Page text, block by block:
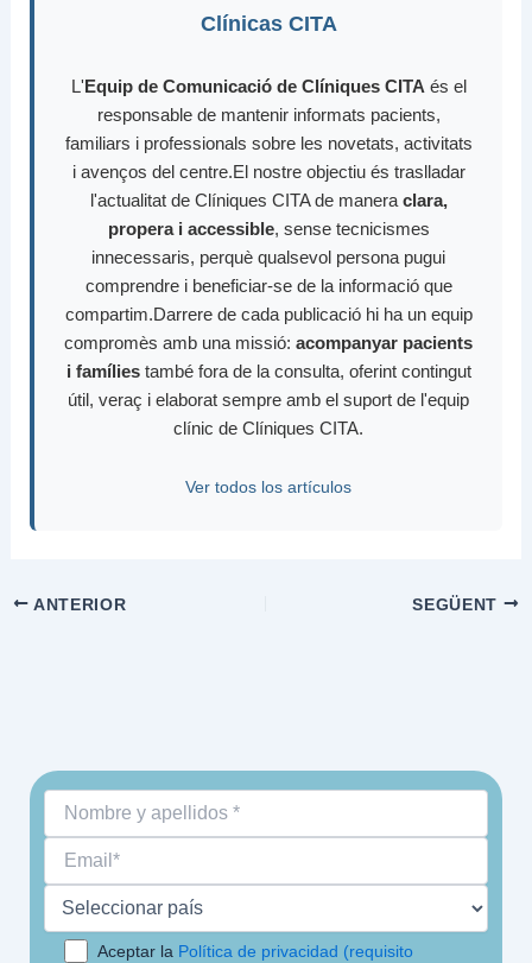
Clínicas CITA
L'Equip de Comunicació de Clíniques CITA és el
responsable de mantenir informats pacients,
familiars i professionals sobre les novetats, activitats
i avenços del centre.El nostre objectiu és traslladar
l'actualitat de Clíniques CITA de manera clara,
propera i accessible, sense tecnicismes
innecessaris, perquè qualsevol persona pugui
comprendre i beneficiar-se de la informació que
compartim.Darrere de cada publicació hi ha un equip
compromès amb una missió: acompanyar pacients
i famíliestambé fora de la consulta, oferint contingut
útil, veraç i elaborat sempre amb el suport de l'equip
clínic de Clíniques CITA.
Ver todos los artículos
ANTERIOR SEGÜENT
Aceptar la Política de privacidad (requisito